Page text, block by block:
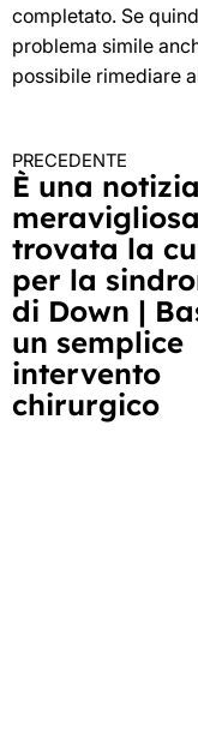
completato. Se
problema simile
possibile rimediare
Continua
a
leggere
PRECEDENTE
È una notizia
trovata la
per la
di Down |
un semplice
intervento
chirurgico